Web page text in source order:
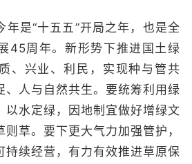
是“十五五”开局之年，也是全
45周年。新形势下推进国土绿
、兴业、利民，实现种与管共
、人与自然共生。要统筹利用绿
以水定绿，因地制宜做好增绿文
草。要下更大气力加强管护，
持续经营，有力有效推进草原保